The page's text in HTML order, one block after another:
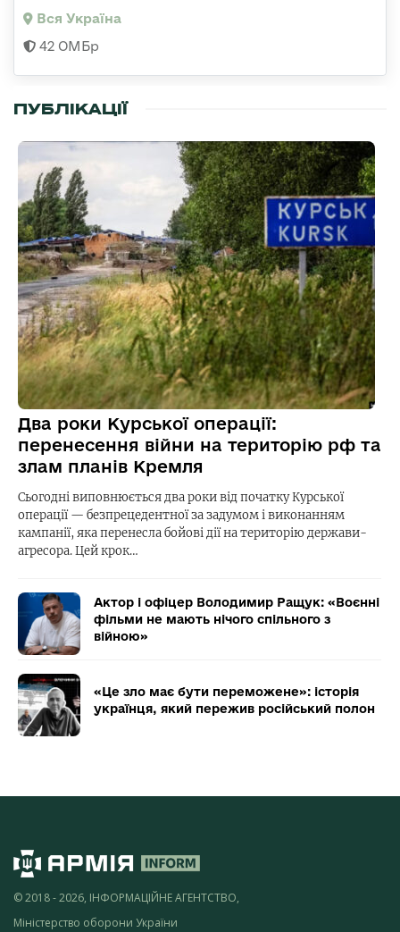
Вся Україна
42 ОМБр
ПУБЛІКАЦІЇ
Два роки Курської операції:
перенесення війни на територію рф та
злам планів Кремля
Сьогодні виповнюється два роки від початку Курської
операції — безпрецедентної за задумом і виконанням
кампанії, яка перенесла бойові дії на територію держави-
агресора. Цей крок…
Актор і офіцер Володимир Ращук: «Воєнні
фільми не мають нічого спільного з
війною»
«Це зло має бути переможене»: історія
українця, який пережив російський полон
© 2018 - 2026, ІНФОРМАЦІЙНЕ АГЕНТСТВО,
Міністерство оборони України